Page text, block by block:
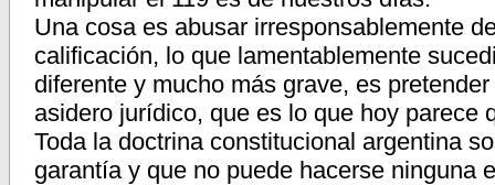
Una cosa es abusar irresponsablemente
calificación, lo que lamentablemente
diferente y mucho más grave, es
asidero jurídico, que es lo que hoy parece
Toda la doctrina constitucional argentina
garantía y que no puede hacerse ninguna